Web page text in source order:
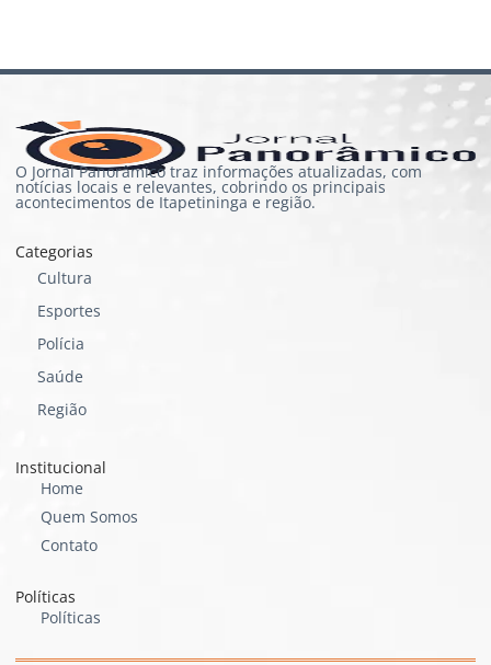
O Jornal Panorâmico traz informações atualizadas, com
notícias locais e relevantes, cobrindo os principais
acontecimentos de Itapetininga e região.
Categorias
Cultura
Esportes
Polícia
Saúde
Região
Institucional
Home
Quem Somos
Contato
Políticas
Políticas